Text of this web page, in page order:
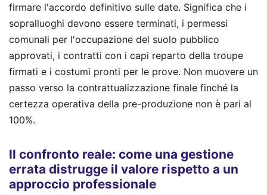
firmare l'accordo definitivo sulle date. Significa che i
sopralluoghi devono essere terminati, i permessi
comunali per l'occupazione del suolo pubblico
approvati, i contratti con i capi reparto della troupe
firmati e i costumi pronti per le prove. Non muovere un
passo verso la contrattualizzazione finale finché la
certezza operativa della pre-produzione non è pari al
100%.
Il confronto reale: come una gestione
errata distrugge il valore rispetto a un
approccio professionale